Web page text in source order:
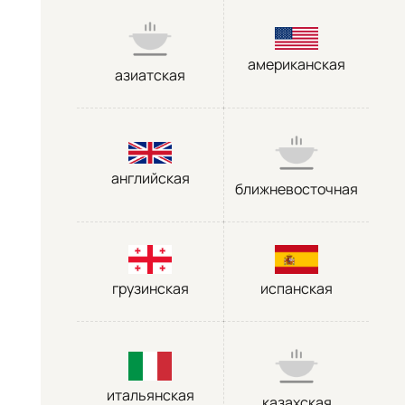
азиатская
американская
английская
ближневосточная
грузинская испанская
итальянская